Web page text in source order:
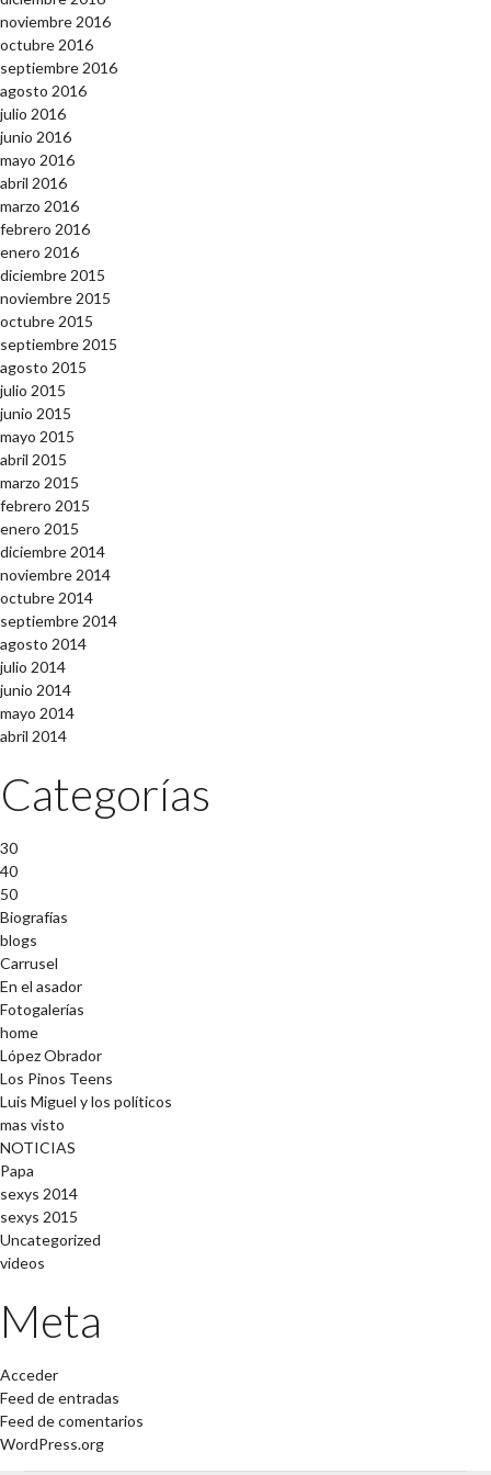
noviembre 2016
octubre 2016
septiembre 2016
agosto 2016
julio 2016
junio 2016
mayo 2016
abril 2016
marzo 2016
febrero 2016
enero 2016
diciembre 2015
noviembre 2015
octubre 2015
septiembre 2015
agosto 2015
julio 2015
junio 2015
mayo 2015
abril 2015
marzo 2015
febrero 2015
enero 2015
diciembre 2014
noviembre 2014
octubre 2014
septiembre 2014
agosto 2014
julio 2014
junio 2014
mayo 2014
abril 2014
Categorías
30
40
50
Biografías
blogs
Carrusel
En el asador
Fotogalerías
home
López Obrador
Los Pinos Teens
Luis Miguel y los políticos
mas visto
NOTICIAS
Papa
sexys 2014
sexys 2015
Uncategorized
videos
Meta
Acceder
Feed de entradas
Feed de comentarios
WordPress.org